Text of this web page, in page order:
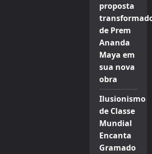
proposta
de Prem
Ananda
Maya em
sua nova
obra
Ilusionismo
de Classe
Mundial
Encanta
Gramado